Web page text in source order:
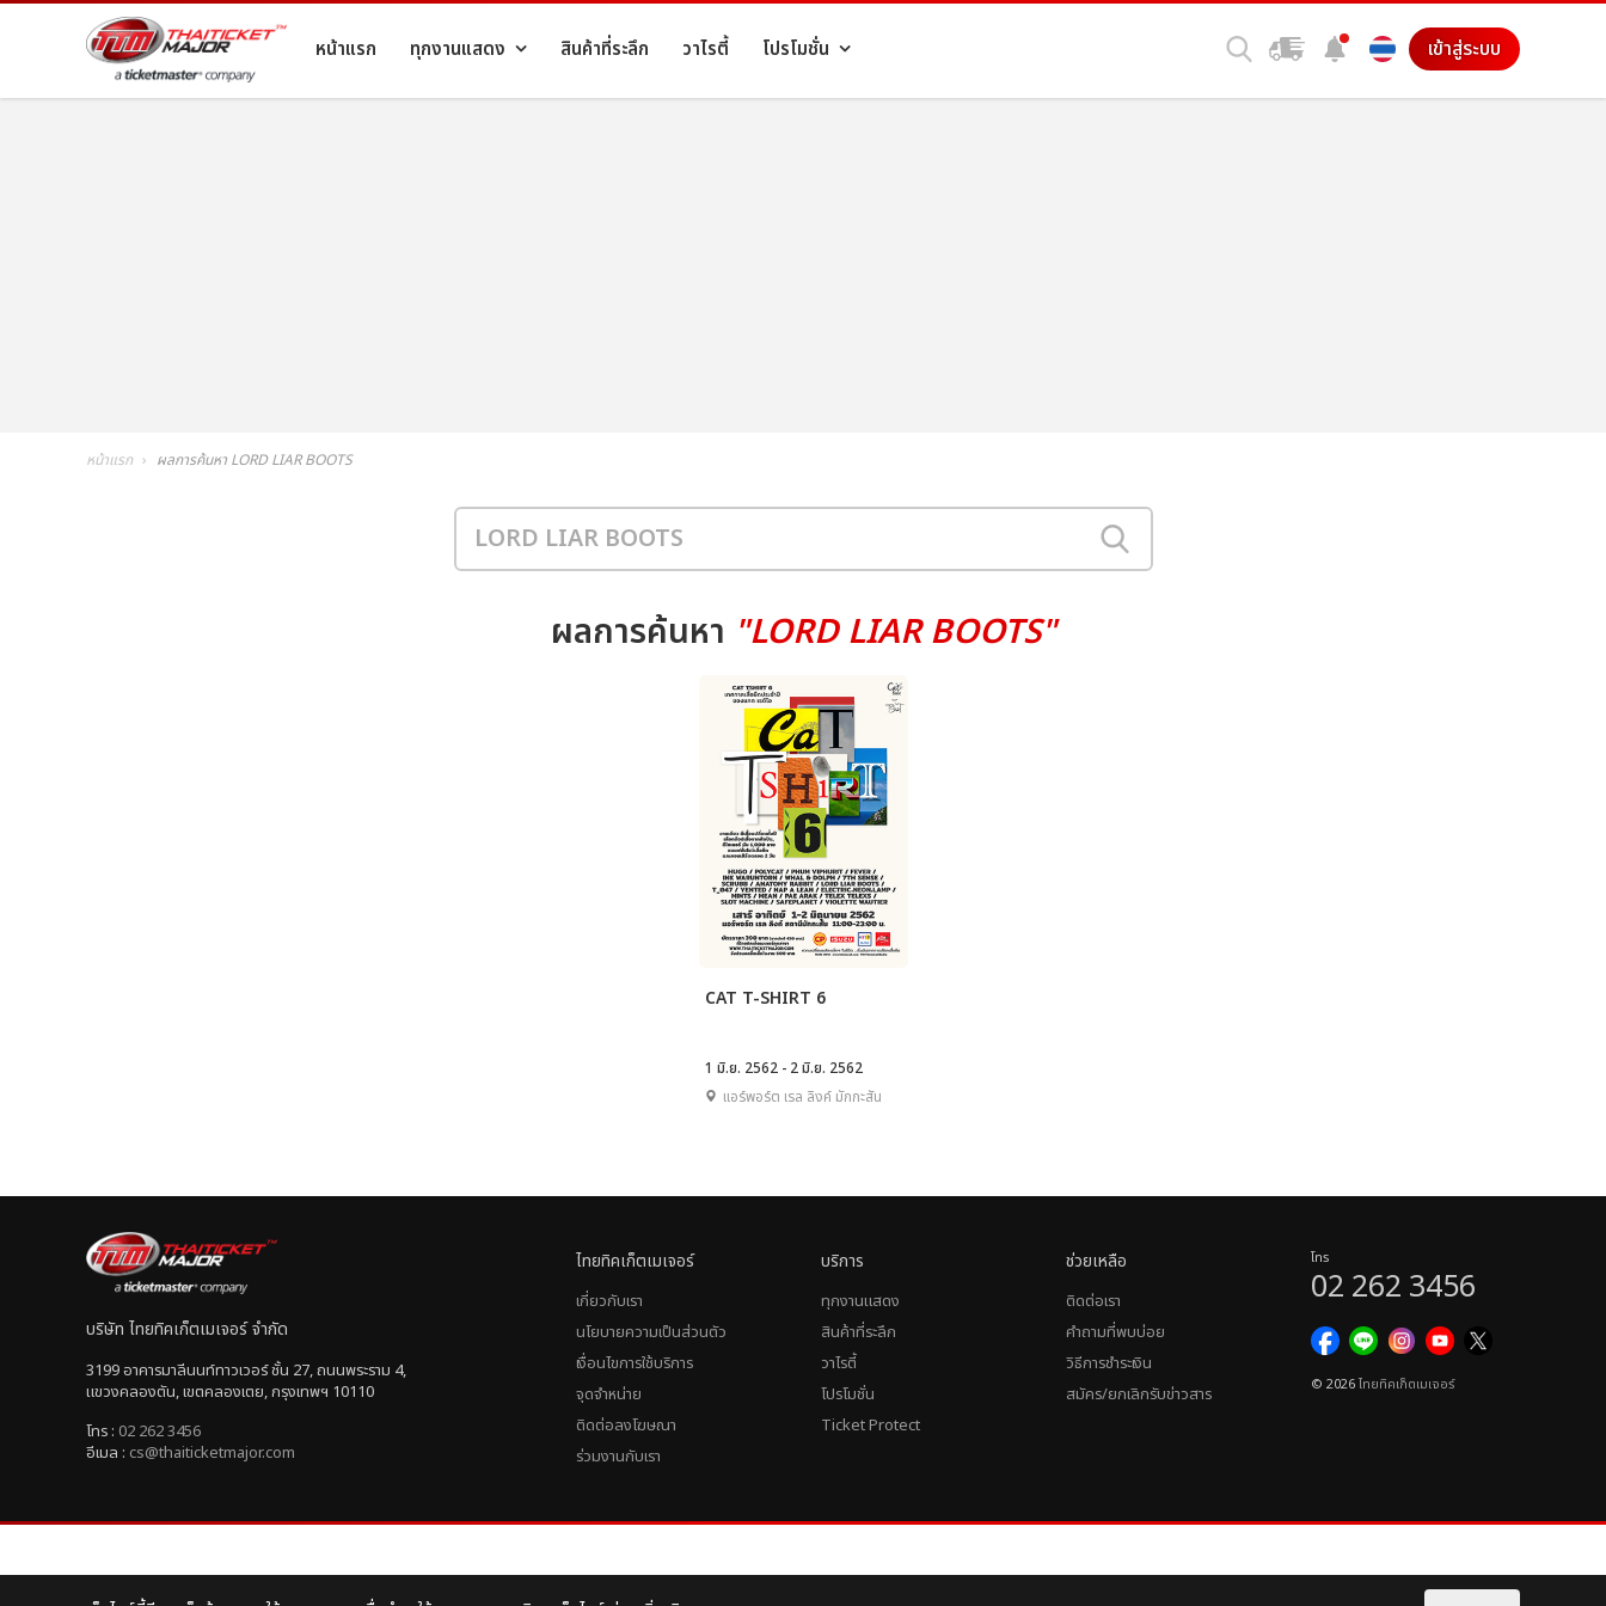
หน้าแรก ทุกงานแสดง สินค้าที่ระลึก วาไรตี้ โปรโมชั่น เข้าสู่ระบบ
หน้าแรก ผลการค้นหา LORD LIAR BOOTS
ผลการค้นหา "LORD LIAR BOOTS"
CAT T-SHIRT 6
1 มิ.ย. 2562 - 2 มิ.ย. 2562
แอร์พอร์ต เรล ลิงค์ มักกะสัน
บริษัท ไทยทิคเก็ตเมเจอร์ จำกัด
3199 อาคารมาลีนนท์ทาวเวอร์ ชั้น 27, ถนนพระราม 4,
แขวงคลองตัน, เขตคลองเตย, กรุงเทพฯ 10110
โทร : 02 262 3456
อีเมล : cs@thaiticketmajor.com
ไทยทิคเก็ตเมเจอร์
เกี่ยวกับเรา
นโยบายความเป็นส่วนตัว
เงื่อนไขการใช้บริการ
จุดจำหน่าย
ติดต่อลงโฆษณา
ร่วมงานกับเรา
บริการ
ทุกงานแสดง
สินค้าที่ระลึก
วาไรตี้
โปรโมชั่น
Ticket Protect
ช่วยเหลือ
ติดต่อเรา
คำถามที่พบบ่อย
วิธีการชำระเงิน
สมัคร/ยกเลิกรับข่าวสาร
โทร
02 262 3456
© 2026ไทยทิคเก็ตเมเจอร์